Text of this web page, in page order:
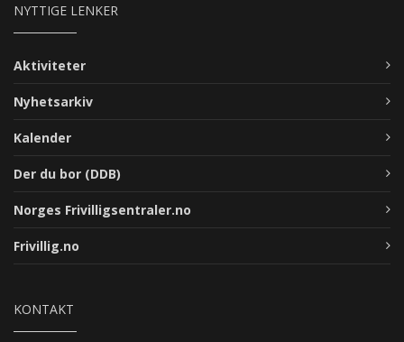
NYTTIGE LENKER
Aktiviteter
Nyhetsarkiv
Kalender
Der du bor (DDB)
Norges Frivilligsentraler.no
Frivillig.no
KONTAKT